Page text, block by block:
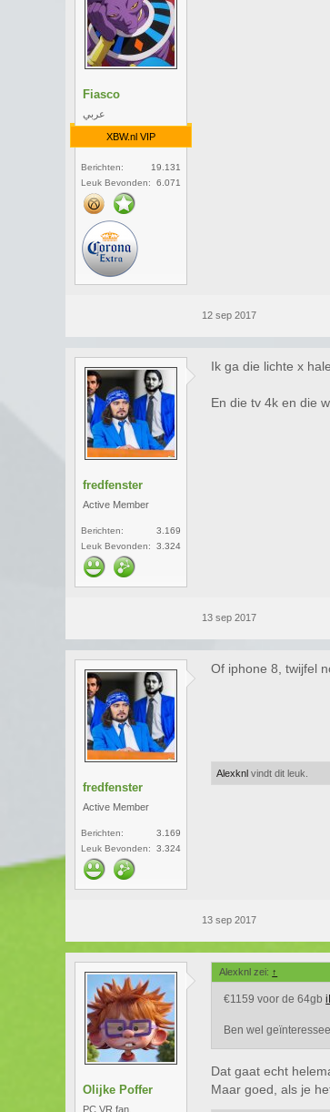
Fiasco
عربي
XBW.nl VIP
Berichten:
19.131
Leuk Bevonden:
6.071
12 sep 2017
fredfenster
Active Member
Berichten:
3.169
Leuk Bevonden:
3.324
Ik ga die lichte x
En die tv 4k en die
13 sep 2017
fredfenster
Active Member
Berichten:
3.169
Leuk Bevonden:
3.324
Of iphone 8, twijfel
13 sep 2017
Alexknl vindt dit leuk.
Olijke Poffer
PC VR fan.
Alexknl zei: ↑
€1159 voor de 64gb
Ben wel
Dat gaat echt
Maar goed, als je